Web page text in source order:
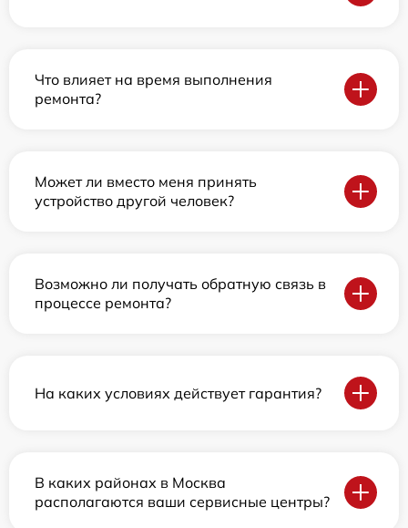
Что влияет на время выполнения
ремонта?
Может ли вместо меня принять
устройство другой человек?
Возможно ли получать обратную связь в
процессе ремонта?
На каких условиях действует гарантия?
В каких районах в Москва
располагаются ваши сервисные центры?